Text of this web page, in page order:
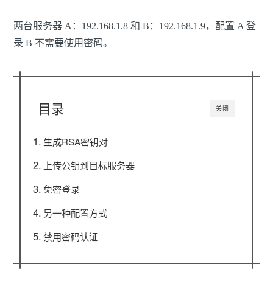
两台服务器 A：192.168.1.8 和 B：192.168.1.9，配置 A 登
录 B 不需要使用密码。
关闭
目录
生成RSA密钥对
上传公钥到目标服务器
免密登录
另一种配置方式
禁用密码认证